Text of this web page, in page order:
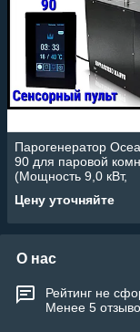
Парогенератор
90 для паровой
(Мощность 9,0 кВт,
автоматическая
Цену уточняйте
О нас
Рейтинг не
Менее 5